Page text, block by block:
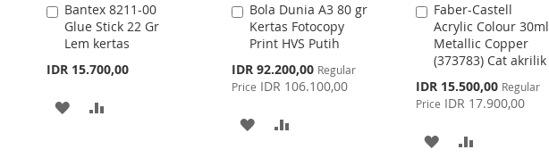
Bantex 8211-00
Glue Stick 22 Gr
Lem kertas
IDR 15.700,00
Add
to
Cart
ADD
Bola Dunia A3 80 gr
Kertas Fotocopy
Print HVS Putih
Special
Price
IDR 92.200,00 Regular
Price IDR 106.100,00
Add
to
Cart
ADD
Faber-Castell
Acrylic Colour 30ml
Metallic Copper
(373783) Cat akrilik
Special
Price
IDR 15.500,00 Regular
Price IDR 17.900,00
Add
to
Cart
ADD